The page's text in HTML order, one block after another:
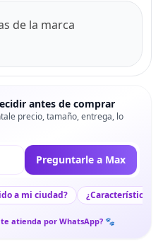
de la marca
antes de comprar
precio, tamaño, entrega, lo
Preguntarle a Max
a mi ciudad? ¿Características
atienda por WhatsApp? 🐾